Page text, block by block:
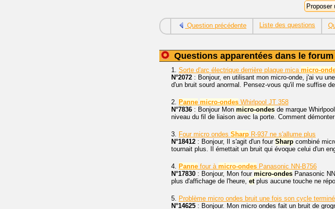
Question précédente Liste des questions
Questions apparentées dans le
1. Sorte d'arc électrique derrière plaque mica micro-
N°2072 : Bonjour, en utilisant mon micro-onde, j'ai vu
d'un bruit sourd anormal. Pensez-vous qu'il me suffise
2. Panne micro-ondes Whirlpool JT 358
N°7836 : Bonjour Mon micro-ondes de marque
niveau du fil de liaison avec la porte. Comment
3. Four micro ondes Sharp R-937 ne s'allume plus
N°18412 : Bonjour, Il s'agit d'un four Sharp combiné
tournait plus. Il émettait un bruit qui évoque celui d'un
4. Panne four à micro-ondes Panasonic NN-B756
N°17830 : Bonjour, Mon four micro-ondes Panasonic
plus d'affichage de l'heure, etplus aucune touche ne
5. Problème micro ondes bruit une fois son cycle terminé
N°14625 : Bonjour. Mon micro ondes fait un bruit de